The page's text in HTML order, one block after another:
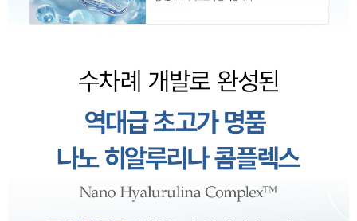
이코 라이프 하